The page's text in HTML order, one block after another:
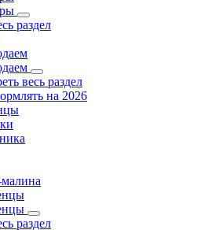
раздел
весь раздел
на 2026
раздел